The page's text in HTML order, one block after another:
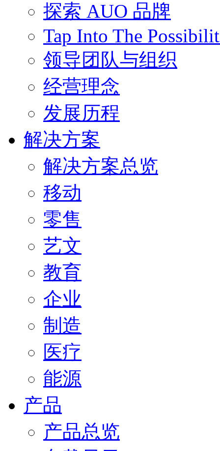
探索 AUO 品牌
Tap Into The
领导团队与组织
经营理念
发展历程
解决方案
解决方案总览
移动
零售
艺文
教育
企业
制造
医疗
能源
产品
产品总览